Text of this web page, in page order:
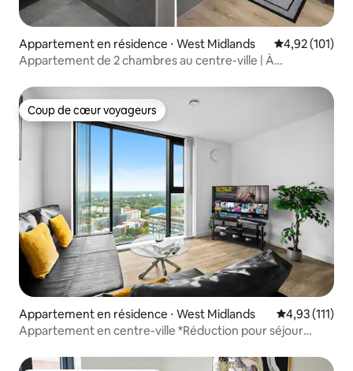
Appartement en résidence ⋅ West Midlands Évaluation
4,92 (101)
Appartement de 2 chambres au centre-ville | À
Coup de cœur voyageurs
Coup de cœur voyageurs
Appartement en résidence ⋅ West Midlands Évaluation
4,93 (111)
Appartement en centre-ville *Réduction pour séjour